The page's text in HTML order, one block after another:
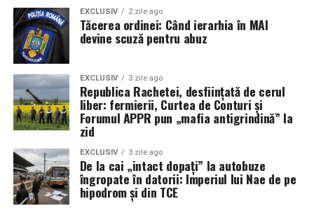
EXCLUSIV 2 zile ago
Tăcerea ordinei: Când ierarhia în MAI
devine scuză pentru abuz
EXCLUSIV 3 zile ago
Republica Rachetei, desființată de cerul
liber: fermierii, Curtea de Conturi și
Forumul APPR pun „mafia antigrindină” la
zid
EXCLUSIV 3 zile ago
De la cai „intact dopați” la autobuze
îngropate în datorii: Imperiul lui Nae de pe
hipodrom și din TCE